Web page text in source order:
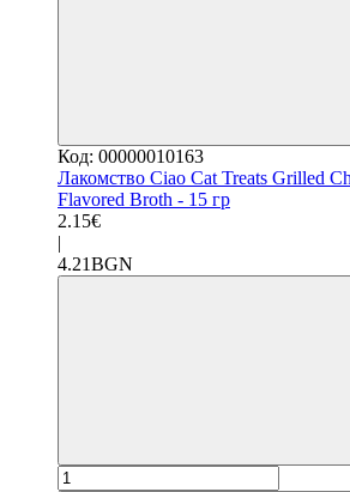
Код: 00000010163
Лакомство Ciao Cat Treats Grilled
Flavored Broth - 15 гр
2.15€
|
4.21BGN